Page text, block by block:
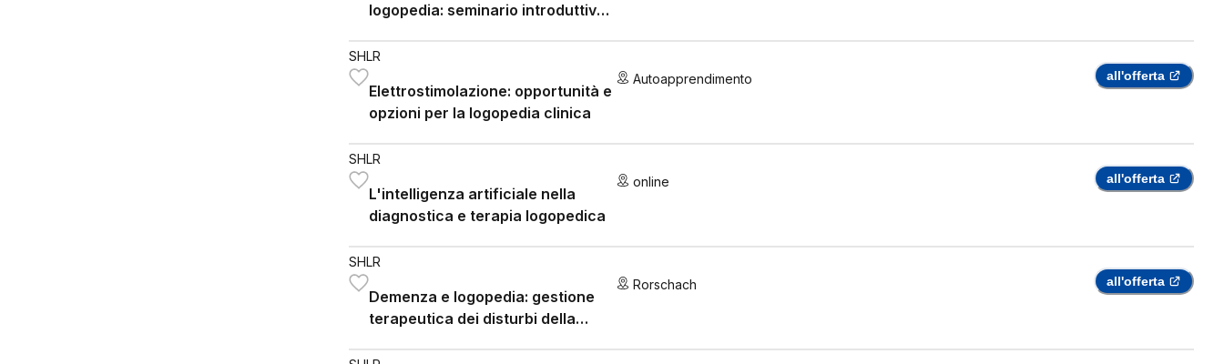
logopedia: seminario introduttivo
SHLR
Elettrostimolazione: opportunità e
opzioni per la logopedia clinica
Autoapprendimento all'offerta
SHLR
L'intelligenza artificiale nella
diagnostica e terapia logopedica
online all'offerta
SHLR
Demenza e logopedia: gestione
terapeutica dei disturbi della
Rorschach all'offerta